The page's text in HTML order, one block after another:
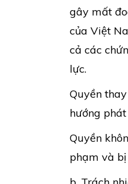
gây mất
của Việt
cả các
lực.
Quyền
hướng
Quyền
phạm và